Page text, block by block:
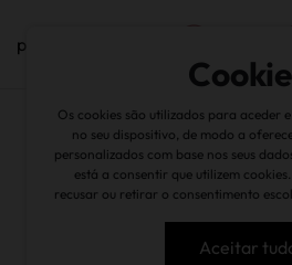
pt
voltar
Os cookies são utilizados para aceder
no seu dispositivo, de modo a
personalizados com base nos seus
está a consentir que utilizem
recusar ou retirar o consentimento
Aceitar